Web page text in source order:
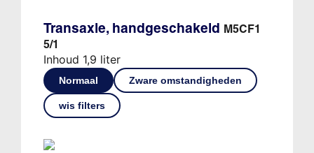
Transaxle, handgeschakeld M5CF1
5/1
Inhoud 1,9 liter
Normaal Zware omstandigheden
wis filters